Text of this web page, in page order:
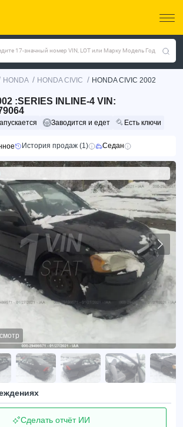
17-значный номер VIN, LOT или Марку Модель Год
HONDA / HONDA CIVIC / HONDA CIVIC 2002
:SERIES INLINE-4 VIN:
Заводится и едет Есть ключи
История продаж (1) Седан
Сделать отчёт ИИ